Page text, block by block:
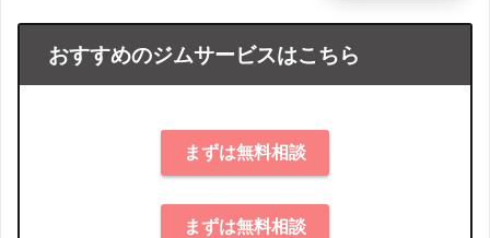
おすすめのジムサービスはこちら
まずは無料相談
まずは無料相談